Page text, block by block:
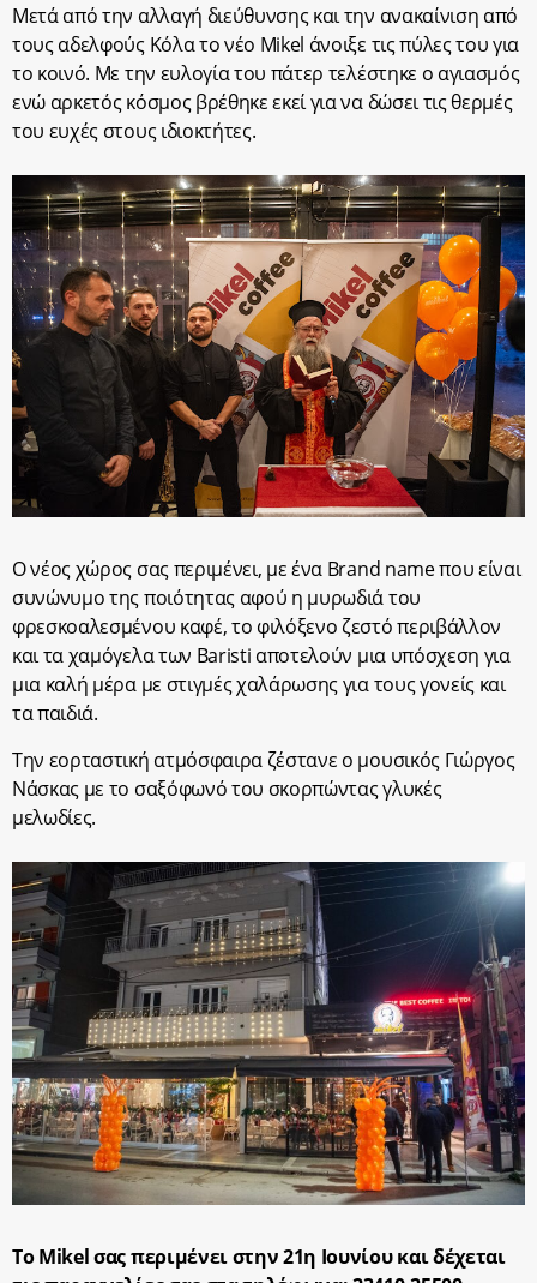
Μετά από την αλλαγή διεύθυνσης και την ανακαίνιση από
τους αδελφούς Κόλα το νέο Mikel άνοιξε τις πύλες του για
το κοινό. Με την ευλογία του πάτερ τελέστηκε ο αγιασμός
ενώ αρκετός κόσμος βρέθηκε εκεί για να δώσει τις θερμές
του ευχές στους ιδιοκτήτες.
Ο νέος χώρος σας περιμένει, με ένα Brand name που είναι
συνώνυμο της ποιότητας αφού η μυρωδιά του
φρεσκοαλεσμένου καφέ, το φιλόξενο ζεστό περιβάλλον
και τα χαμόγελα των Baristi αποτελούν μια υπόσχεση για
μια καλή μέρα με στιγμές χαλάρωσης για τους γονείς και
τα παιδιά.
Την εορταστική ατμόσφαιρα ζέστανε ο μουσικός Γιώργος
Νάσκας με το σαξόφωνό του σκορπώντας γλυκές
μελωδίες.
Το Mikel σας περιμένει στην 21η Ιουνίου και δέχεται